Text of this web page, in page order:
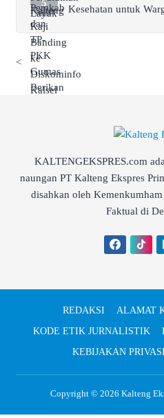
Kesehatan untuk
<
KALTENGEKSPRES.com
naungan PT Kalteng Ekspres
disahkan oleh
Faktual di
REDAKSI
ALAMAT
KODE ETIK JURNALISTIK
KEBIJAKAN PRIVASI
Copyright © 2026 Kalteng